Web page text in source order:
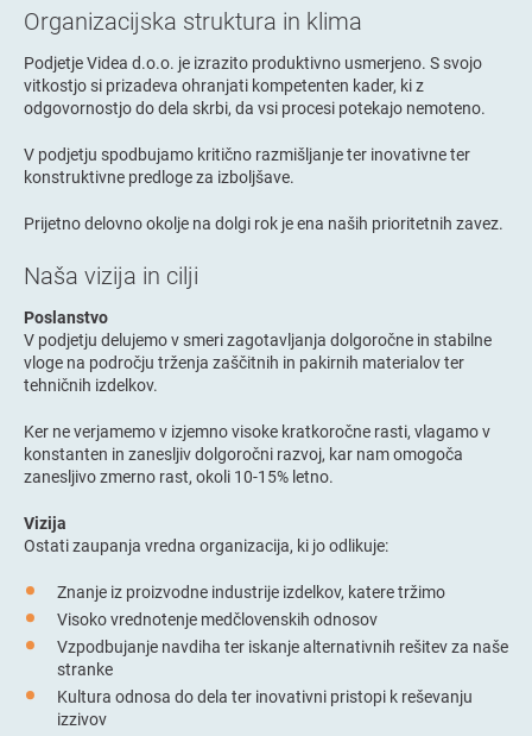
Organizacijska struktura in klima
Podjetje Videa d.o.o. je izrazito produktivno usmerjeno. S svojo
vitkostjo si prizadeva ohranjati kompetenten kader, ki z
odgovornostjo do dela skrbi, da vsi procesi potekajo nemoteno.
V podjetju spodbujamo kritično razmišljanje ter inovativne ter
konstruktivne predloge za izboljšave.
Prijetno delovno okolje na dolgi rok je ena naših prioritetnih zavez.
Naša vizija in cilji
Poslanstvo
V podjetju delujemo v smeri zagotavljanja dolgoročne in stabilne
vloge na področju trženja zaščitnih in pakirnih materialov ter
tehničnih izdelkov.
Ker ne verjamemo v izjemno visoke kratkoročne rasti, vlagamo v
konstanten in zanesljiv dolgoročni razvoj, kar nam omogoča
zanesljivo zmerno rast, okoli 10-15% letno.
Vizija
Ostati zaupanja vredna organizacija, ki jo odlikuje:
Znanje iz proizvodne industrije izdelkov, katere tržimo
Visoko vrednotenje medčlovenskih odnosov
Vzpodbujanje navdiha ter iskanje alternativnih rešitev za naše
stranke
Kultura odnosa do dela ter inovativni pristopi k reševanju
izzivov